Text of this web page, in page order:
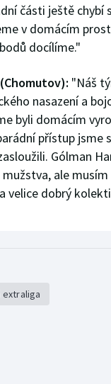
části ještě chybí
v domácím
docílíme."
"Náš
nasazení a
byli domácím
přístup jsme
Gólman
ale
velice dobrý
extraliga